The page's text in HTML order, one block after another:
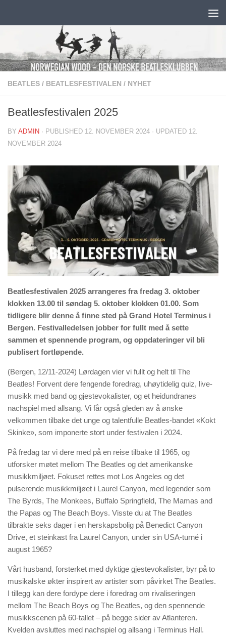
BEATLES / BEATLESFESTIVALEN / NYHET
Beatlesfestivalen 2025
BY ADMIN · PUBLISHED 12. NOVEMBER 2024 · UPDATED 12.
NOVEMBER 2024
Beatlesfestivalen 2025 arrangeres fra fredag 3. oktober
klokken 13.00 til søndag 5. oktober klokken 01.00. Som
tidligere blir denne å finne sted på Grand Hotel Terminus i
Bergen. Festivalledelsen jobber for fullt med å sette
sammen et spennende program, og oppdateringer vil bli
publisert fortløpende.
(Bergen, 12/11-2024) Lørdagen vier vi fullt og helt til The
Beatles! Forvent dere fengende foredrag, uhøytidelig quiz, live-
musikk med band og gjestevokalister, og et heidundranes
nachspiel med allsang. Vi får også gleden av å ønske
velkommen tilbake det unge og talentfulle Beatles-bandet «Kokt
Skinke», som imponerte stort under festivalen i 2024.
På fredag tar vi dere med på en reise tilbake til 1965, og
utforsker møtet mellom The Beatles og det amerikanske
musikkmiljøet. Fokuset rettes mot Los Angeles og det
pulserende musikkmiljøet i Laurel Canyon, med legender som
The Byrds, The Monkees, Buffalo Springfield, The Mamas and
the Papas og The Beach Boys. Visste du at The Beatles
tilbrakte seks dager i en herskapsbolig på Benedict Canyon
Drive, et steinkast fra Laurel Canyon, under sin USA-turné i
august 1965?
Vårt husband, forsterket med dyktige gjestevokalister, byr på to
musikalske økter inspirert av artister som påvirket The Beatles.
I tillegg kan dere fordype dere i foredrag om rivaliseringen
mellom The Beach Boys og The Beatles, og den spennende
musikkscenen på 60-tallet – på begge sider av Atlanteren.
Kvelden avsluttes med nachspiel og allsang i Terminus Hall.